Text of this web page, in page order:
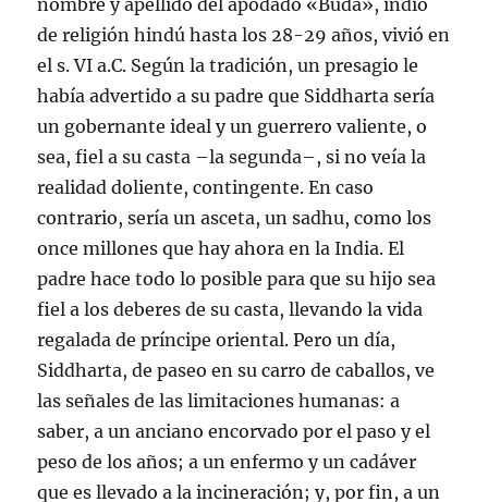
nombre y apellido del apodado «Buda», indio
de religión hindú hasta los 28-29 años, vivió en
el s. VI a.C. Según la tradición, un presagio le
había advertido a su padre que Siddharta sería
un gobernante ideal y un guerrero valiente, o
sea, fiel a su casta –la segunda–, si no veía la
realidad doliente, contingente. En caso
contrario, sería un asceta, un sadhu, como los
once millones que hay ahora en la India. El
padre hace todo lo posible para que su hijo sea
fiel a los deberes de su casta, llevando la vida
regalada de príncipe oriental. Pero un día,
Siddharta, de paseo en su carro de caballos, ve
las señales de las limitaciones humanas: a
saber, a un anciano encorvado por el paso y el
peso de los años; a un enfermo y un cadáver
que es llevado a la incineración; y, por fin, a un